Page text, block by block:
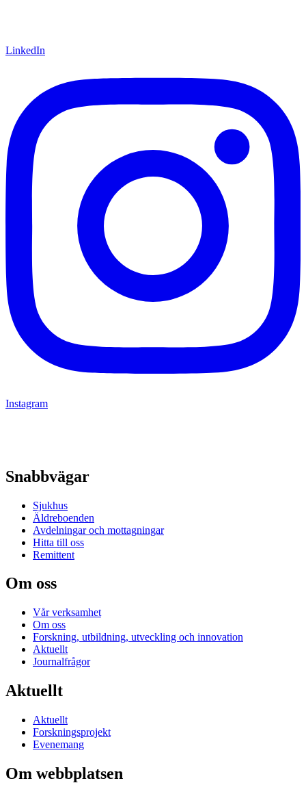
LinkedIn
Instagram
Snabbvägar
Sjukhus
Äldreboenden
Avdelningar och mottagningar
Hitta till oss
Remittent
Om oss
Vår verksamhet
Om oss
Forskning, utbildning, utveckling och innovation
Aktuellt
Journalfrågor
Aktuellt
Aktuellt
Forskningsprojekt
Evenemang
Om webbplatsen